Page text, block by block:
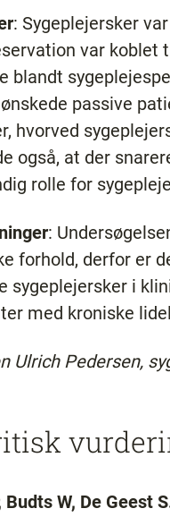
: Sygeplejersker
var koblet
blandt
passive
hvorved
også, at der
rolle for
:
forhold, derfor er
sygeplejersker i
med kroniske
Ulrich Pedersen,
Budts W, De